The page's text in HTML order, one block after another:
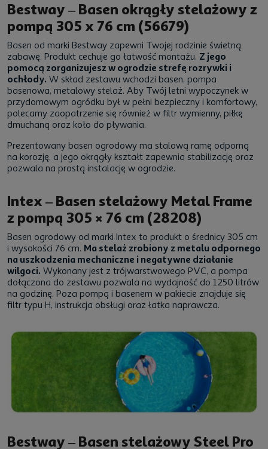
Bestway – Basen okrągły stelażowy z
pompą 305 x 76 cm (56679)
Basen od marki Bestway zapewni Twojej rodzinie świetną
zabawę. Produkt cechuje go łatwość montażu. Z jego
pomocą zorganizujesz w ogrodzie strefę rozrywki i
ochłody. W skład zestawu wchodzi basen, pompa
basenowa, metalowy stelaż. Aby Twój letni wypoczynek w
przydomowym ogródku był w pełni bezpieczny i komfortowy,
polecamy zaopatrzenie się również w filtr wymienny, piłkę
dmuchaną oraz koło do pływania.
Prezentowany basen ogrodowy ma stalową ramę odporną
na korozję, a jego okrągły kształt zapewnia stabilizację oraz
pozwala na prostą instalację w ogrodzie.
Intex – Basen stelażowy Metal Frame
z pompą 305 × 76 cm (28208)
Basen ogrodowy od marki Intex to produkt o średnicy 305 cm
i wysokości 76 cm. Ma stelaż zrobiony z metalu odpornego
na uszkodzenia mechaniczne i negatywne działanie
wilgoci. Wykonany jest z trójwarstwowego PVC, a pompa
dołączona do zestawu pozwala na wydajność do 1250 litrów
na godzinę. Poza pompą i basenem w pakiecie znajduje się
filtr typu H, instrukcja obsługi oraz łatka naprawcza.
Bestway – Basen stelażowy Steel Pro